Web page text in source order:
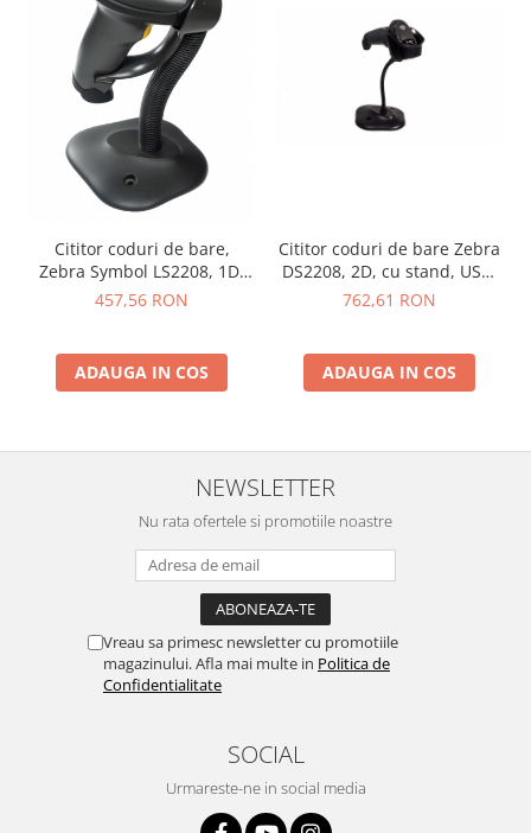
Cititor coduri de bare,
Zebra Symbol LS2208, 1D,
cu stand, USB, negru
457,56 RON
ADAUGA IN COS
Cititor coduri de bare Zebra
DS2208, 2D, cu stand, USB,
negru
762,61 RON
ADAUGA IN COS
NEWSLETTER
Nu rata ofertele si promotiile noastre
Vreau sa primesc newsletter cu promotiile
magazinului. Afla mai multe in Politica de
Confidentialitate
SOCIAL
Urmareste-ne in social media